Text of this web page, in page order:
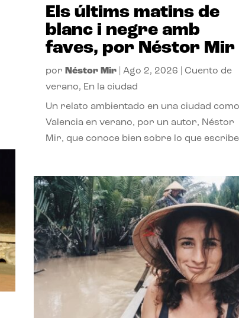
Els últims matins de
blanc i negre amb
faves, por Néstor Mir
por Néstor Mir| Ago 2, 2026
Cuento de
verano, En la ciudad
Un relato ambientado en una ciudad como
Valencia en verano, por un autor, Néstor
Mir, que conoce bien sobre lo que